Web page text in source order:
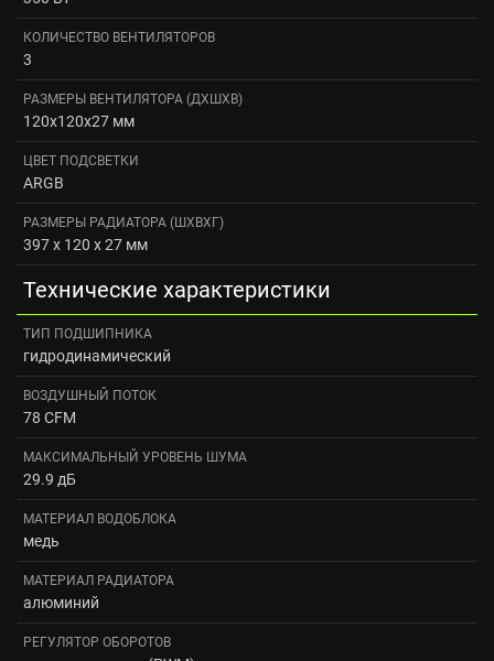
КОЛИЧЕСТВО ВЕНТИЛЯТОРОВ
3
РАЗМЕРЫ ВЕНТИЛЯТОРА (ДXШXВ)
120x120x27 мм
ЦВЕТ ПОДСВЕТКИ
ARGB
РАЗМЕРЫ РАДИАТОРА (ШXВXГ)
397 х 120 х 27 мм
Технические характеристики
ТИП ПОДШИПНИКА
гидродинамический
ВОЗДУШНЫЙ ПОТОК
78 CFM
МАКСИМАЛЬНЫЙ УРОВЕНЬ ШУМА
29.9 дБ
МАТЕРИАЛ ВОДОБЛОКА
медь
МАТЕРИАЛ РАДИАТОРА
алюминий
РЕГУЛЯТОР ОБОРОТОВ